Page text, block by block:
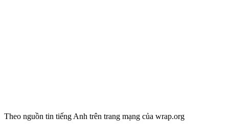
Theo nguồn tin tiếng Anh trên trang mạng của wrap.org